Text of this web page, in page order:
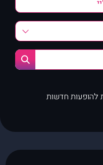
להופעות חדשות